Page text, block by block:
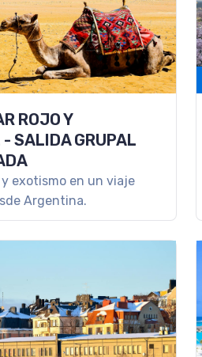
ROJO Y
SALIDA GRUPAL
exotismo en un viaje
Argentina.